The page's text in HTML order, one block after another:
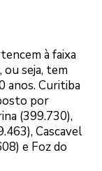
à faixa
seja, tem
anos. Curitiba
por
(399.730),
Cascavel
e Foz do